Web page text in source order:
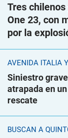
Tres
One 23, con
por la
AVENIDA ITALIA
Siniestro
atrapada en
rescate
BUSCAN A